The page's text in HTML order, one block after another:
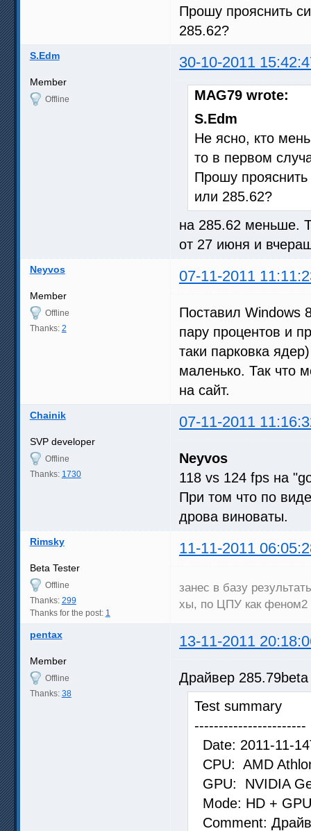
Прошу прояснить
285.62?
S.Edm 30-10-2011
Member
Offline
MAG79 wrote:
S.Edm
Не ясно, кто
то в первом
Прошу
или 285.62?
на 285.62 меньше.
от 27 июня и
Neyvos 07-11-2011
Member
Offline
Thanks: 2
Поставил Windows
пару процентов и
таки парковка
маленько. Так что
на сайт.
Chainik 07-11-2011
SVP developer
Offline
Thanks: 1730
Neyvos
118 vs 124 fps на
При том что по
дрова виноваты.
Rimsky 11-11-2011
Beta Tester
Offline
Thanks: 299
Thanks for the post: 1
занес в базу
хы, по ЦПУ как феном2
pentax 13-11-2011
Member
Offline
Thanks: 38
Драйвер 285.79beta
Test summary
-----------------------
Date: 2011-11-
CPU: AMD
GPU: NVIDIA
Mode: HD +
Comment: